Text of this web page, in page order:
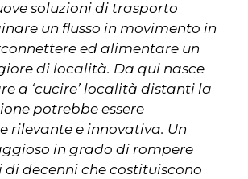
soluzioni di trasporto
un flusso in movimento in
ed alimentare un
di località. Da qui nasce
a ‘cucire’ località distanti la
potrebbe essere
rilevante e innovativa. Un
in grado di rompere
di decenni che costituiscono